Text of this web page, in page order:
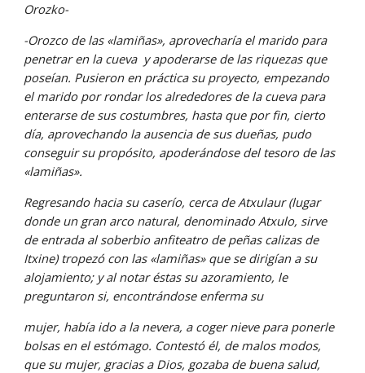
Orozko-
-Orozco de las «lamiñas», aprovecharía el marido para
penetrar en la cueva  y apoderarse de las riquezas que
poseían. Pusieron en práctica su proyecto, empezando
el marido por rondar los alrededores de la cueva para
enterarse de sus costumbres, hasta que por fin, cierto
día, aprovechando la ausencia de sus dueñas, pudo
conseguir su propósito, apoderándose del tesoro de las
«lamiñas».
Regresando hacia su caserío, cerca de Atxulaur (lugar
donde un gran arco natural, denominado Atxulo, sirve
de entrada al soberbio anfiteatro de peñas calizas de
Itxine) tropezó con las «lamiñas» que se dirigían a su
alojamiento; y al notar éstas su azoramiento, le
preguntaron si, encontrándose enferma su
mujer, había ido a la nevera, a coger nieve para ponerle
bolsas en el estómago. Contestó él, de malos modos,
que su mujer, gracias a Dios, gozaba de buena salud,